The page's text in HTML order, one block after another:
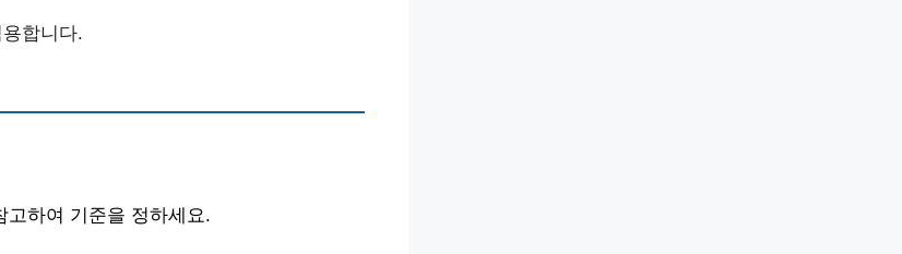
합니다.
하여 기준을 정하세요.